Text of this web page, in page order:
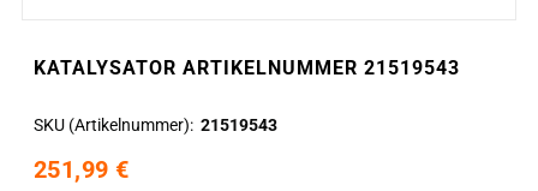
KATALYSATOR ARTIKELNUMMER 21519543
SKU (Artikelnummer) 21519543
251,99 €